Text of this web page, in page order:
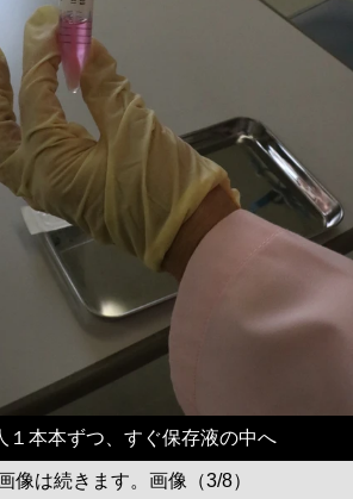
１本本ずつ、すぐ保存液の中へ
像は続きます。画像（3/8）